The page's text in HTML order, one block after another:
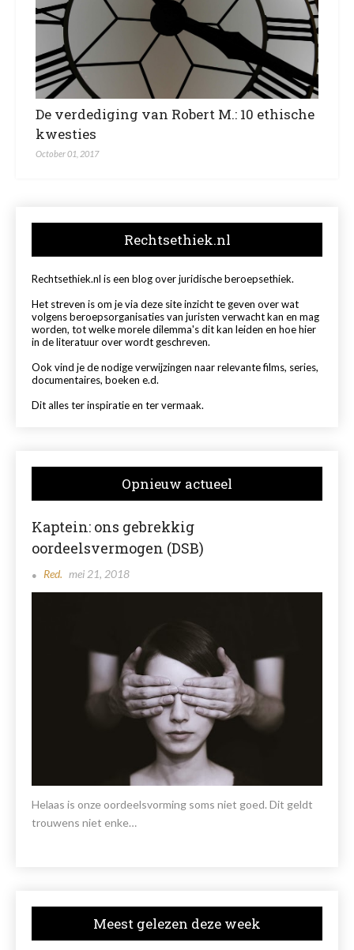
De verdediging van Robert M.: 10 ethische
kwesties
October 01, 2017
Rechtsethiek.nl
Rechtsethiek.nl is een blog over juridische beroepsethiek.
Het streven is om je via deze site inzicht te geven over wat
volgens beroepsorganisaties van juristen verwacht kan en mag
worden, tot welke morele dilemma's dit kan leiden en hoe hier
in de literatuur over wordt geschreven.
Ook vind je de nodige verwijzingen naar relevante films, series,
documentaires, boeken e.d.
Dit alles ter inspiratie en ter vermaak.
Opnieuw actueel
Kaptein: ons gebrekkig
oordeelsvermogen (DSB)
Red. mei 21, 2018
Helaas is onze oordeelsvorming soms niet goed. Dit geldt
trouwens niet enke…
Meest gelezen deze week